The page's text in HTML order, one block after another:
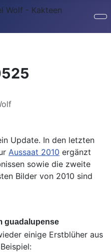
Wolf - Kakteen
Update. In den letzten
Aussaat 2010 ergänzt
sowie die zweite
Bilder von 2010 sind
guadalupense
einige Erstblüher aus